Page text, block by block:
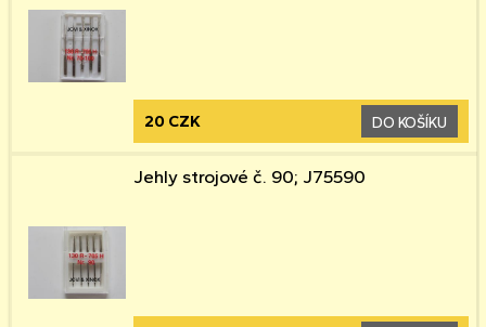
20 CZK DO KOŠÍKU
Jehly strojové č. 90; J75590